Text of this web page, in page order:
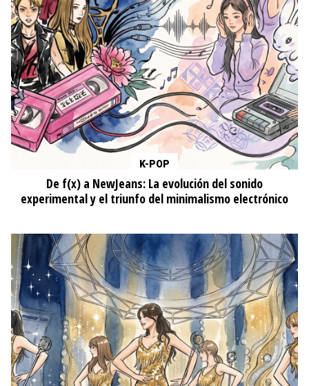
K-POP
De f(x) a NewJeans: La evolución del sonido
experimental y el triunfo del minimalismo electrónico